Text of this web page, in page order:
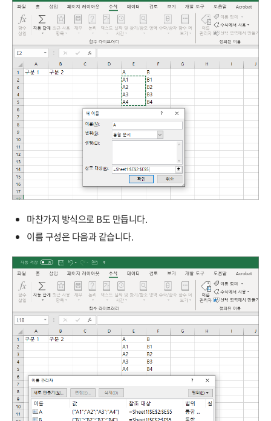
마찬가지 방식으로 B도 만듭니다.
이름 구성은 다음과 같습니다.